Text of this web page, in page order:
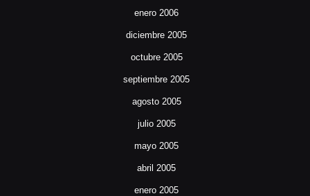
enero 2006
diciembre 2005
octubre 2005
septiembre 2005
agosto 2005
julio 2005
mayo 2005
abril 2005
enero 2005